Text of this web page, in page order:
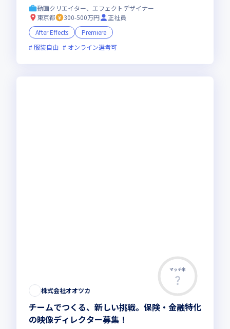
動画クリエイター、エフェクトデザイナー
東京都
300-500万円
正社員
After Effects
Premiere
服装自由
オンライン選考可
マッチ率
株式会社オオツカ
チームでつくる、新しい挑戦。保険・金融特化
の映像ディレクター募集！